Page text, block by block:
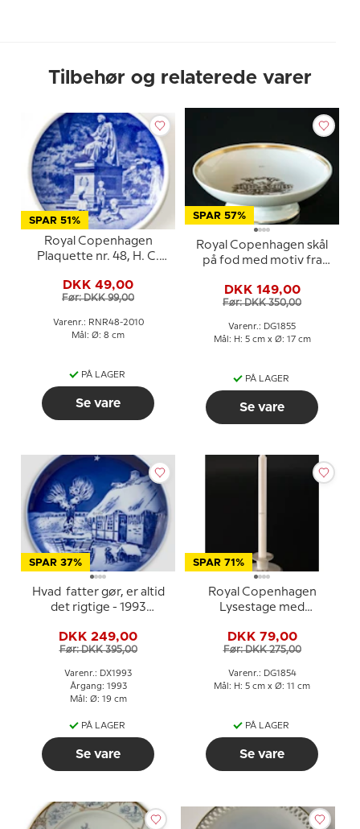
Tilbehør og relaterede varer
SPAR 51%
Royal Copenhagen
Plaquette nr. 48, H. C.
Have
DKK 49,00
Før: DKK 99,00
Varenr.: RNR48-2010
Mål: Ø: 8 cm
PÅ LAGER
Se vare
SPAR 57%
Royal Copenhagen skål
på fod med motiv fra
Svinedrengen
DKK 149,00
Før: DKK 350,00
Varenr.: DG1855
Mål: H: 5 cm x Ø: 17 cm
PÅ LAGER
Se vare
SPAR 37%
Hvad fatter gør, er altid
det rigtige - 1993
Juleplatte, kagetallerken
DKK 249,00
Før: DKK 395,00
Varenr.: DX1993
Årgang: 1993
Mål: Ø: 19 cm
PÅ LAGER
Se vare
SPAR 71%
Royal Copenhagen
Lysestage med
DKK 79,00
Før: DKK 275,00
Varenr.: DG1854
Mål: H: 5 cm x Ø: 11 cm
PÅ LAGER
Se vare